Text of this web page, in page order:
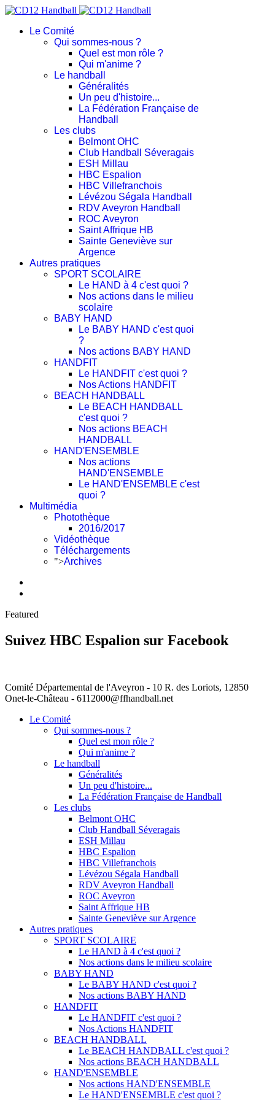
Le Comité
Qui sommes-nous ?
Quel est mon rôle ?
Qui m'anime ?
Le handball
Généralités
Un peu d'histoire...
La Fédération Française de
Handball
Les clubs
Belmont OHC
Club Handball Séveragais
ESH Millau
HBC Espalion
HBC Villefranchois
Lévézou Ségala Handball
RDV Aveyron Handball
ROC Aveyron
Saint Affrique HB
Sainte Geneviève sur
Argence
Autres pratiques
SPORT SCOLAIRE
Le HAND à 4 c'est quoi ?
Nos actions dans le milieu
scolaire
BABY HAND
Le BABY HAND c'est quoi
?
Nos actions BABY HAND
HANDFIT
Le HANDFIT c'est quoi ?
Nos Actions HANDFIT
BEACH HANDBALL
Le BEACH HANDBALL
c'est quoi ?
Nos actions BEACH
HANDBALL
HAND'ENSEMBLE
Nos actions
HAND'ENSEMBLE
Le HAND'ENSEMBLE c'est
quoi ?
Multimédia
Photothèque
2016/2017
Vidéothèque
Téléchargements
">Archives
Featured
Suivez HBC Espalion sur Facebook
Comité Départemental de l'Aveyron - 10 R. des Loriots, 12850
Onet-le-Château - 6112000@ffhandball.net
Le Comité
Qui sommes-nous ?
Quel est mon rôle ?
Qui m'anime ?
Le handball
Généralités
Un peu d'histoire...
La Fédération Française de Handball
Les clubs
Belmont OHC
Club Handball Séveragais
ESH Millau
HBC Espalion
HBC Villefranchois
Lévézou Ségala Handball
RDV Aveyron Handball
ROC Aveyron
Saint Affrique HB
Sainte Geneviève sur Argence
Autres pratiques
SPORT SCOLAIRE
Le HAND à 4 c'est quoi ?
Nos actions dans le milieu scolaire
BABY HAND
Le BABY HAND c'est quoi ?
Nos actions BABY HAND
HANDFIT
Le HANDFIT c'est quoi ?
Nos Actions HANDFIT
BEACH HANDBALL
Le BEACH HANDBALL c'est quoi ?
Nos actions BEACH HANDBALL
HAND'ENSEMBLE
Nos actions HAND'ENSEMBLE
Le HAND'ENSEMBLE c'est quoi ?